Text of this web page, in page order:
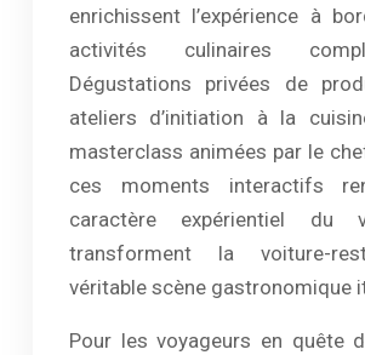
enrichissent l’expérience à
activités culinaires
Dégustations privées de
ateliers d’initiation à la
masterclass animées par le
ces moments interactifs
caractère expérientiel du
transforment la voiture-
véritable scène gastronomique
Pour les voyageurs en quête